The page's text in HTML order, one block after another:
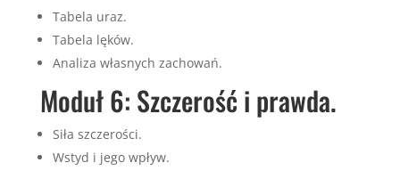
Tabela uraz.
Tabela lęków.
Analiza własnych zachowań.
Moduł 6: Szczerość i prawda.
Siła szczerości.
Wstyd i jego wpływ.